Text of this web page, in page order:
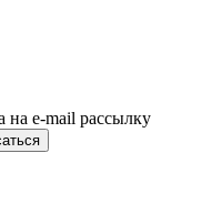
на e-mail рассылку